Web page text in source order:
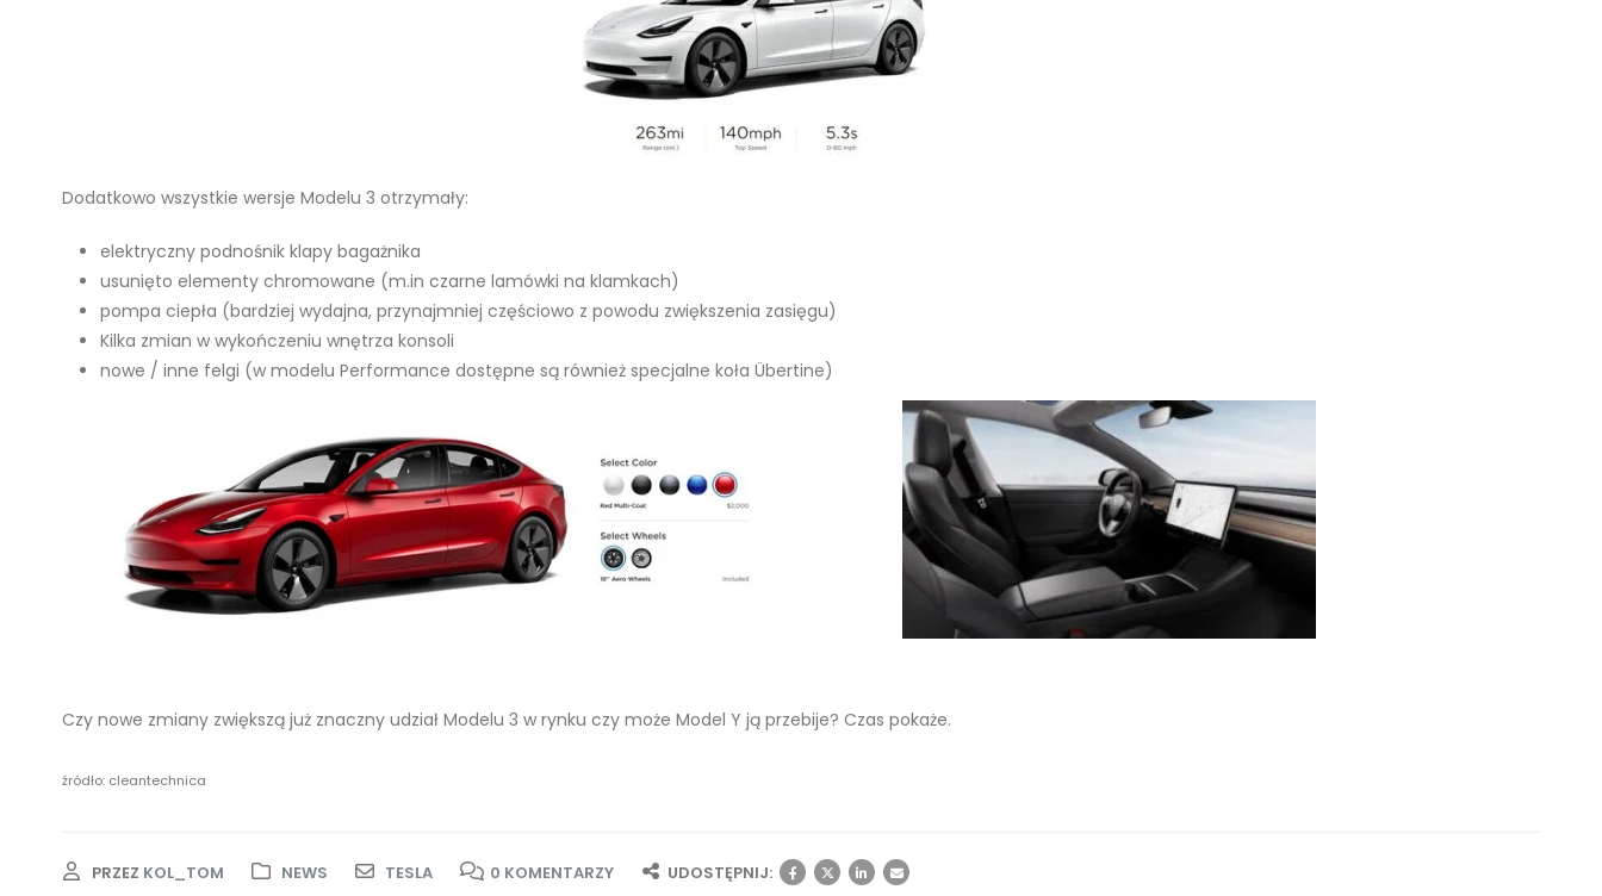
Dodatkowo wszystkie wersje Modelu 3 otrzymały:
elektryczny podnośnik klapy bagażnika
usunięto elementy chromowane (m.in czarne lamówki na klamkach)
pompa ciepła (bardziej wydajna, przynajmniej częściowo z powodu zwiększenia zasięgu)
Kilka zmian w wykończeniu wnętrza konsoli
nowe / inne felgi (w modelu Performance dostępne są również specjalne koła Übertine)
Czy nowe zmiany zwiększą już znaczny udział Modelu 3 w rynku czy może Model Y ją przebije? Czas pokaże.
źródło: cleantechnica
PRZEZ KOL_TOM NEWS TESLA 0 KOMENTARZY UDOSTĘPNIJ: